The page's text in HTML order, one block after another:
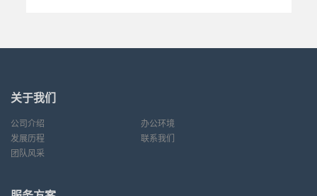
关于我们
公司介绍
发展历程
团队风采
办公环境
联系我们